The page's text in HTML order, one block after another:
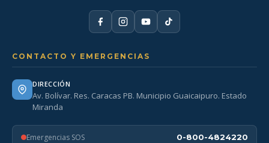
CONTACTO Y EMERGENCIAS
DIRECCIÓN
Av. Bolívar. Res. Caracas PB. Municipio Guaicaipuro. Estado
Miranda
Emergencias SOS 0-800-4824220